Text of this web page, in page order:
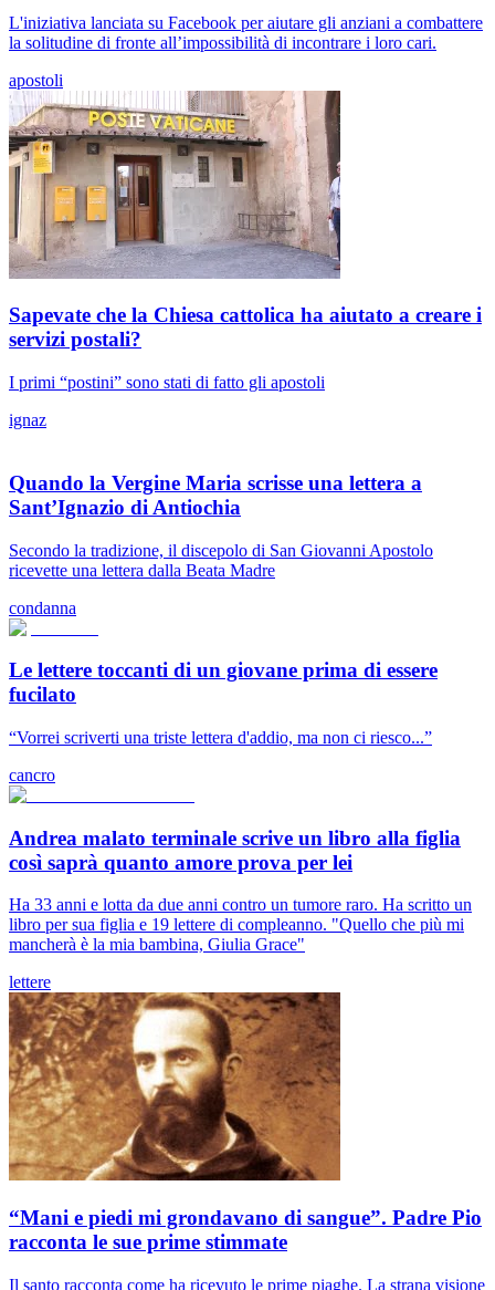
L'iniziativa lanciata su Facebook per aiutare gli anziani a combattere
la solitudine di fronte all’impossibilità di incontrare i loro cari.
apostoli
Sapevate che la Chiesa cattolica ha aiutato a creare i
servizi postali?
I primi “postini” sono stati di fatto gli apostoli
ignaz
Quando la Vergine Maria scrisse una lettera a
Sant’Ignazio di Antiochia
Secondo la tradizione, il discepolo di San Giovanni Apostolo
ricevette una lettera dalla Beata Madre
condanna
Le lettere toccanti di un giovane prima di essere
fucilato
“Vorrei scriverti una triste lettera d'addio, ma non ci riesco...”
cancro
Andrea malato terminale scrive un libro alla figlia
così saprà quanto amore prova per lei
Ha 33 anni e lotta da due anni contro un tumore raro. Ha scritto un
libro per sua figlia e 19 lettere di compleanno. "Quello che più mi
mancherà è la mia bambina, Giulia Grace"
lettere
“Mani e piedi mi grondavano di sangue”. Padre Pio
racconta le sue prime stimmate
Il santo racconta come ha ricevuto le prime piaghe. La strana visione